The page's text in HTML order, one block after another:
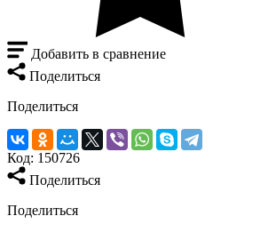
Добавить в сравнение
Поделиться
Поделиться
Код: 150726
Поделиться
Поделиться